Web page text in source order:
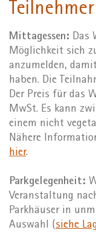
Mittagessen: Das
Möglichkeit sich
anzumelden,
haben. Die
Der Preis für das
MwSt. Es kann
einem nicht
Nähere
hier.
Parkgelegenheit:
Veranstaltung
Parkhäuser in
Auswahl (siehe